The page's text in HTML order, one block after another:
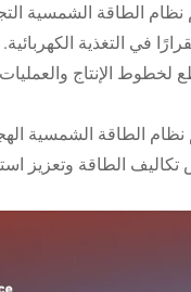
في التغذية
لخطوط الإنتاج والعمليات
نظام الطاقة الشمسية
الطاقة وتعزيز